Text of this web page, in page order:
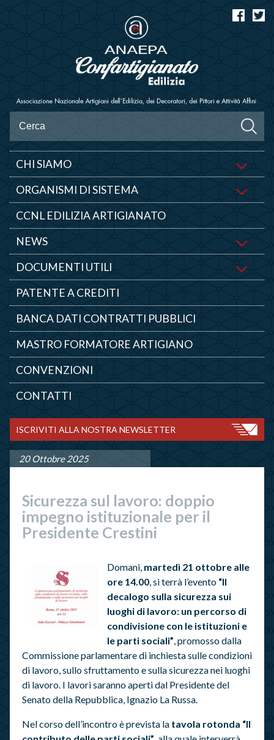
CHI SIAMO
ORGANISMI DI SISTEMA
CCNL EDILIZIA ARTIGIANATO
NEWS
DOCUMENTI UTILI
PATENTE A CREDITI
BANCA DATI CONTRATTI PUBBLICI
MASTRO FORMATORE ARTIGIANO
CONVENZIONI
CONTATTI
ISCRIVITI ALLA NOSTRA NEWSLETTER
20 Ottobre 2025
Sicurezza sul lavoro: doppio
impegno istituzionale per il
Presidente Crestini
Domani, martedì 21 ottobre alle
ore 14.00, si terrà l’evento “Il
decalogo sulla sicurezza sui
luoghi di lavoro: un percorso di
condivisione con le istituzioni e
le parti sociali”, promosso dalla
Commissione parlamentare di inchiesta sulle condizioni
di lavoro, sullo sfruttamento e sulla sicurezza nei luoghi
di lavoro. I lavori saranno aperti dal Presidente del
Senato della Repubblica, Ignazio La Russa.
Nel corso dell’incontro è prevista la tavola rotonda “Il